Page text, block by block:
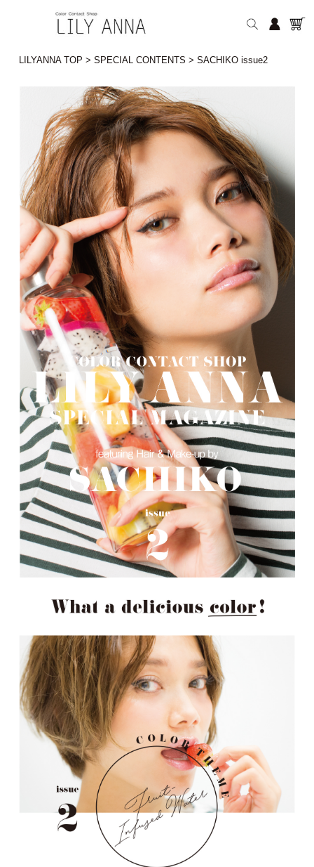
LILYANNA TOP > SPECIAL CONTENTS > SACHIKO issue2